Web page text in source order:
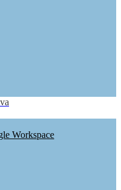
Workspace